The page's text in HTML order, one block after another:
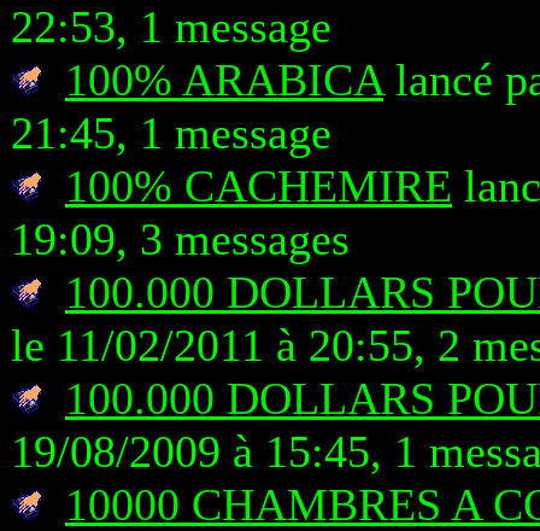
22:53, 1 message
100% ARABICAlancé
21:45, 1 message
100% CACHEMIRE
19:09, 3 messages
100.000 DOLLARS
le 11/02/2011 à 20:55, 2
100.000 DOLLARS
19/08/2009 à 15:45, 1
10000 CHAMBRES A